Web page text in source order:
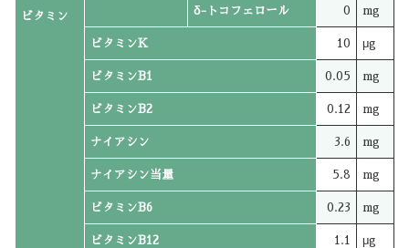
ビタミン δ-トコフェロール 0 mg
ビタミンK 10 μg
ビタミンB1 0.05 mg
ビタミンB2 0.12 mg
ナイアシン 3.6 mg
ナイアシン当量 5.8 mg
ビタミンB6 0.23 mg
ビタミンB12 1.1 μg